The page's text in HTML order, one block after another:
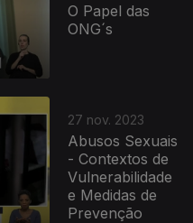
O Papel das
ONG´s
27 nov. 2023
Abusos Sexuais
- Contextos de
Vulnerabilidade
e Medidas de
Prevenção